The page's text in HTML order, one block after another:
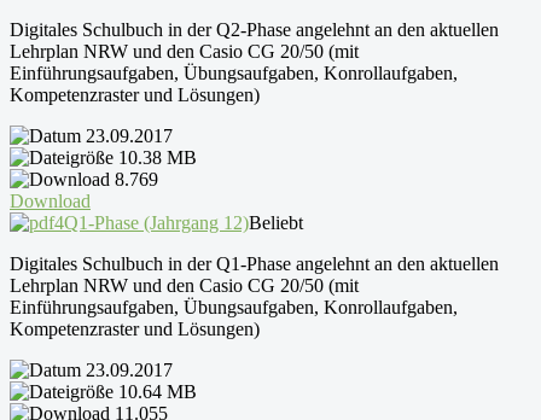
Digitales Schulbuch in der Q2-Phase angelehnt an den aktuellen
Lehrplan NRW und den Casio CG 20/50 (mit
Einführungsaufgaben, Übungsaufgaben, Konrollaufgaben,
Kompetenzraster und Lösungen)
23.09.2017
10.38 MB
8.769
Download
Q1-Phase (Jahrgang 12)Beliebt
Digitales Schulbuch in der Q1-Phase angelehnt an den aktuellen
Lehrplan NRW und den Casio CG 20/50 (mit
Einführungsaufgaben, Übungsaufgaben, Konrollaufgaben,
Kompetenzraster und Lösungen)
23.09.2017
10.64 MB
11.055